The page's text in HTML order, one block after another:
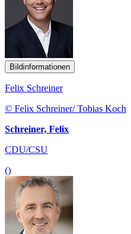
Bildinformationen
Felix Schreiner
© Felix Schreiner/ Tobias Koch
Schreiner, Felix
CDU/CSU
()